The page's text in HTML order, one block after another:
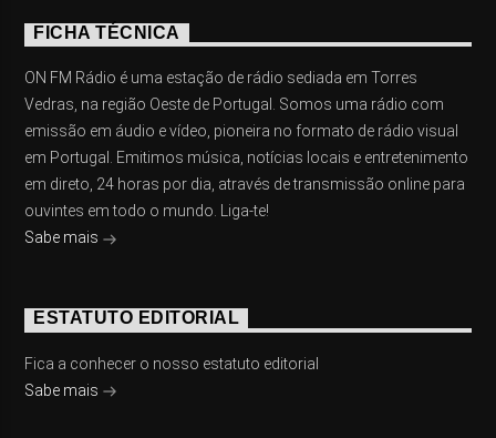
FICHA TÉCNICA
ON FM Rádio é uma estação de rádio sediada em Torres
Vedras, na região Oeste de Portugal. Somos uma rádio com
emissão em áudio e vídeo, pioneira no formato de rádio visual
em Portugal. Emitimos música, notícias locais e entretenimento
em direto, 24 horas por dia, através de transmissão online para
ouvintes em todo o mundo. Liga-te!
Sabe mais
ESTATUTO EDITORIAL
Fica a conhecer o nosso estatuto editorial
Sabe mais